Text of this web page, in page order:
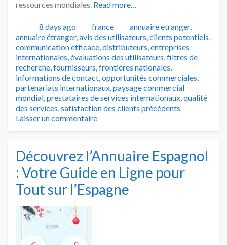
ressources mondiales. Read more…
Publié
8 days ago Catégories
france Tags
annuaire etranger,
annuaire étranger,avis des utilisateurs,clients potentiels,
communication efficace,distributeurs,entreprises
internationales,évaluations des utilisateurs,filtres de
recherche,fournisseurs,frontières nationales,
informations de contact,opportunités commerciales,
partenariats internationaux,paysage commercial
mondial,prestataires de services internationaux,qualité
des services,satisfaction des clients précédents
Laisser un commentaire
Découvrez l’Annuaire Espagnol
: Votre Guide en Ligne pour
Tout sur l’Espagne